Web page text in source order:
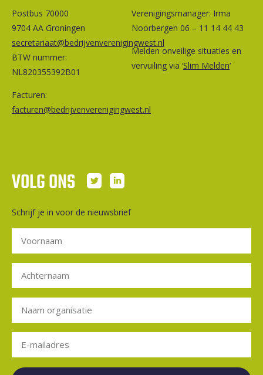
Postbus 70000
9704 AA Groningen
secretariaat@bedrijvenverenigingwest.nl
BTW nummer:
NL820355392B01
Facturen:
facturen@bedrijvenverenigingwest.nl
Ver­e­ni­gings­ma­na­ger: Irma
Noorbergen 06 – 11 14 44 43
Melden onveilige situaties en
vervuiling via ‘Slim Melden‘
VOLG ONS
Schrijf je in voor de nieuwsbrief